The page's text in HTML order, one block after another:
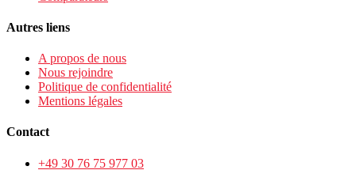
Autres liens
A propos de nous
Nous rejoindre
Politique de confidentialité
Mentions légales
Contact
+49 30 76 75 977 03